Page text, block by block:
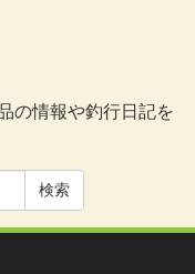
の情報や釣行日記を